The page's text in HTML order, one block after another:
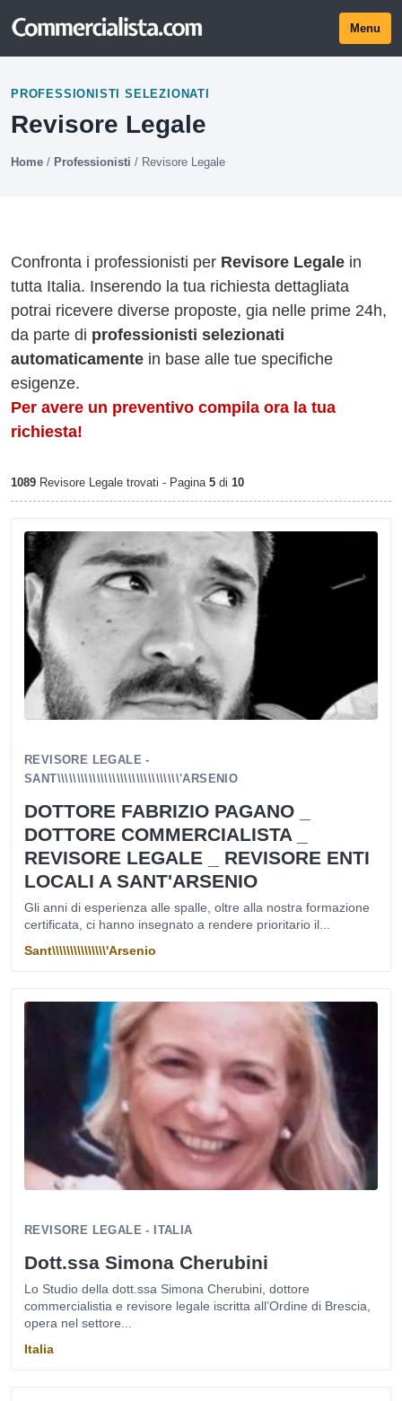
Menu
PROFESSIONISTI SELEZIONATI
Revisore Legale
Home / Professionisti / Revisore Legale
Confronta i professionisti per Revisore Legale in
tutta Italia. Inserendo la tua richiesta dettagliata
potrai ricevere diverse proposte, gia nelle prime 24h,
da parte di professionisti selezionati
automaticamente in base alle tue specifiche
esigenze.
Per avere un preventivo compila ora la tua
richiesta!
1089 Revisore Legale trovati - Pagina 5 di 10
REVISORE LEGALE -
SANT\\\\\\\\\\\\\\\\\\\\\\\\\\\\\\\'ARSENIO
DOTTORE FABRIZIO PAGANO _
DOTTORE COMMERCIALISTA _
REVISORE LEGALE _ REVISORE ENTI
LOCALI A SANT'ARSENIO
Gli anni di esperienza alle spalle, oltre alla nostra formazione
certificata, ci hanno insegnato a rendere prioritario il...
Sant\\\\\\\\\\\\\\\'Arsenio
REVISORE LEGALE - ITALIA
Dott.ssa Simona Cherubini
Lo Studio della dott.ssa Simona Cherubini, dottore
commercialistia e revisore legale iscritta all’Ordine di Brescia,
opera nel settore...
Italia